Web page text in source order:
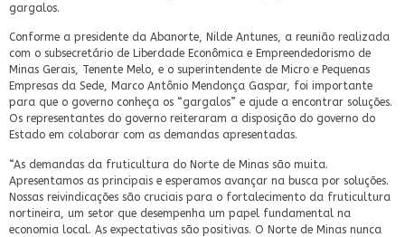
gargalos.
Conforme a presidente da Abanorte, Nilde Antunes, a reunião realizada
com o subsecretário de Liberdade Econômica e Empreendedorismo de
Minas Gerais, Tenente Melo, e o superintendente de Micro e Pequenas
Empresas da Sede, Marco Antônio Mendonça Gaspar, foi importante
para que o governo conheça os “gargalos” e ajude a encontrar soluções.
Os representantes do governo reiteraram a disposição do governo do
Estado em colaborar com as demandas apresentadas.
“As demandas da fruticultura do Norte de Minas são muita.
Apresentamos as principais e esperamos avançar na busca por soluções.
Nossas reivindicações são cruciais para o fortalecimento da fruticultura
nortineira, um setor que desempenha um papel fundamental na
economia local. As expectativas são positivas. O Norte de Minas nunca